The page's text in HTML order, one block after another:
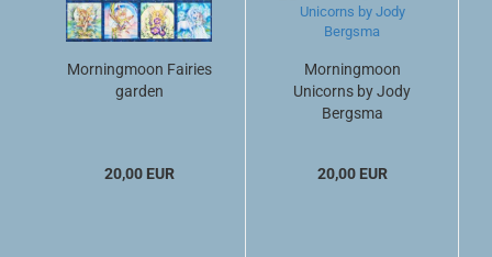
Morningmoon Fairies
garden
20,00 EUR
Morningmoon
Unicorns by Jody
Bergsma
20,00 EUR